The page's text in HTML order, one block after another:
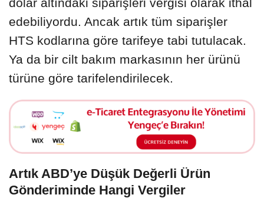
edebiliyordu. Ancak artık tüm siparişler
HTS kodlarına göre tarifeye tabi tutulacak.
Ya da bir cilt bakım markasının her ürünü
türüne göre tarifelendirilecek.
Artık ABD’ye Düşük Değerli Ürün
Gönderiminde Hangi Vergiler